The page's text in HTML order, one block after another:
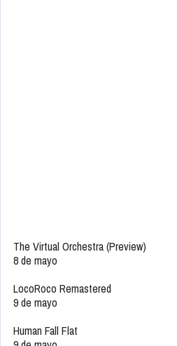
The Virtual Orchestra (Preview)
8 de mayo
LocoRoco Remastered
9 de mayo
Human Fall Flat